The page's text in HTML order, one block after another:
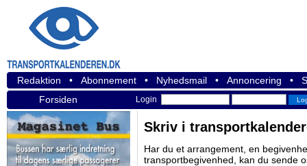
Redaktion • Abonnement • Nyhedsmail • Annoncering •
Forsiden
Login
Skriv i
Har du et arrangement, en
transportbegivenhed, kan du sende